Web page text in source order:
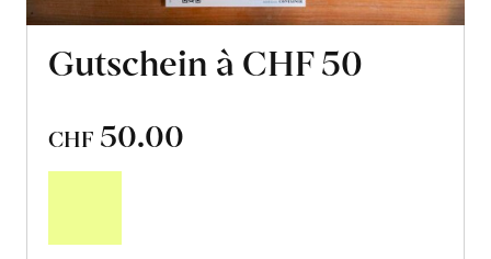
Gutschein à CHF 50
CHF 50.00